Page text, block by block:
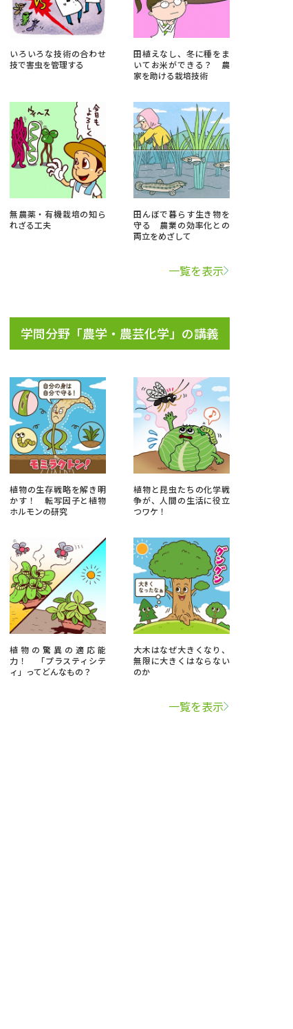
ら探す
資料検索
先輩が入学を決めた理由
ちガイド
説 学問の教科書 夢ナビライブ
このサイトについて
送状況の確認 テレメール
お支払いサイト
先 テレメール進学カタログ訂正のご案内
いろいろな技術の合わせ
技で害虫を管理する
田植えなし、冬に種をま
いてお米ができる？ 農
家を助ける栽培技術
無農薬・有機栽培の知ら
れざる工夫
田んぼで暮らす生き物を
守る 農業の効率化との
両立をめざして
一覧を表示
学問分野「農学・農芸化学」の講義
植物の生存戦略を解き明
かす！ 転写因子と植物
ホルモンの研究
植物と昆虫たちの化学戦
争が、人間の生活に役立
つワケ！
植物の驚異の適応能
力！ 「プラスティシテ
ィ」ってどんなもの？
大木はなぜ大きくなり、
無限に大きくはならない
のか
一覧を表示